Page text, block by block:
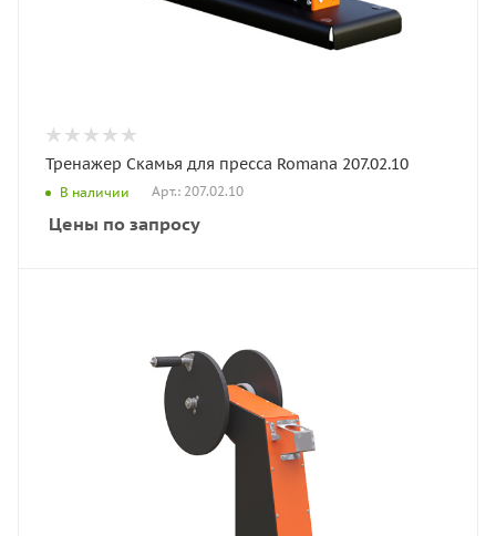
Тренажер Скамья для пресса Romana 207.02.10
В наличии Арт.: 207.02.10
Цены по запросу